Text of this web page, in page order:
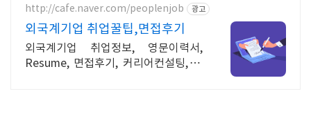
http://cafe.naver.com/peoplenjob 광고
외국계기업 취업꿀팁,면접후기
외국계기업 취업정보, 영문이력서,
Resume, 면접후기, 커리어컨설팅, 취